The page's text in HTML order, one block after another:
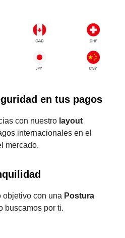
en tus pagos
con nuestro layout
internacionales en el
mercado.
objetivo con una Postura
buscamos por ti.